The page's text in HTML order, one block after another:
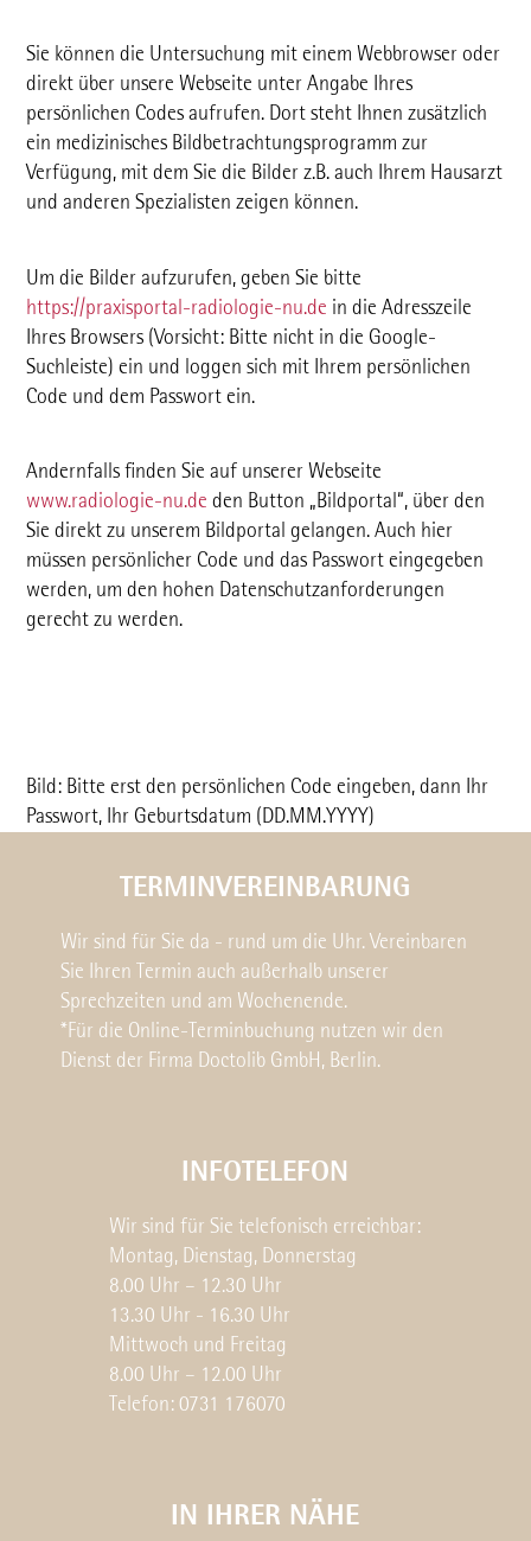
Sie können die Untersuchung mit einem Webbrowser oder
direkt über unsere Webseite unter Angabe Ihres
persönlichen Codes aufrufen. Dort steht Ihnen zusätzlich
ein medizinisches Bildbetrachtungsprogramm zur
Verfügung, mit dem Sie die Bilder z.B. auch Ihrem Hausarzt
und anderen Spezialisten zeigen können.
Um die Bilder aufzurufen, geben Sie bitte
https://praxisportal-radiologie-nu.de in die Adresszeile
Ihres Browsers (Vorsicht: Bitte nicht in die Google-
Suchleiste) ein und loggen sich mit Ihrem persönlichen
Code und dem Passwort ein.
Andernfalls finden Sie auf unserer Webseite
www.radiologie-nu.de den Button „Bildportal“, über den
Sie direkt zu unserem Bildportal gelangen. Auch hier
müssen persönlicher Code und das Passwort eingegeben
werden, um den hohen Datenschutzanforderungen
gerecht zu werden.
Bild: Bitte erst den persönlichen Code eingeben, dann Ihr
Passwort, Ihr Geburtsdatum (DD.MM.YYYY)
TERMINVEREINBARUNG
Wir sind für Sie da - rund um die Uhr. Vereinbaren
Sie Ihren Termin auch außerhalb unserer
Sprechzeiten und am Wochenende.
*Für die Online-Terminbuchung nutzen wir den
Dienst der Firma Doctolib GmbH, Berlin.
INFOTELEFON
Wir sind für Sie telefonisch erreichbar:
Montag, Dienstag, Donnerstag
8.00 Uhr – 12.30 Uhr
13.30 Uhr - 16.30 Uhr
Mittwoch und Freitag
8.00 Uhr – 12.00 Uhr
Telefon: 0731 176070
IN IHRER NÄHE